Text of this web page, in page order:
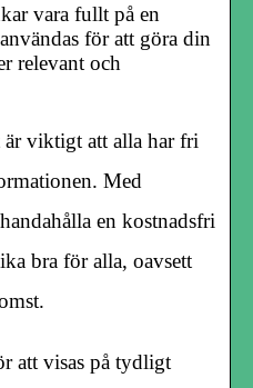
vara fullt på en
för att göra din
relevant och
är viktigt att alla har fri
Med
en kostnadsfri
bra för alla, oavsett
att visas på tydligt